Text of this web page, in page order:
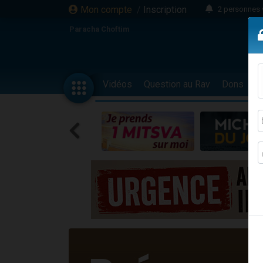
Mon compte / Inscription
2 personnes
Lisbel
2
3
11
Il reste
2 personnes
29
Il reste
2 personnes
4
Paracha Choftim
Vidéos Question au Rav Dons